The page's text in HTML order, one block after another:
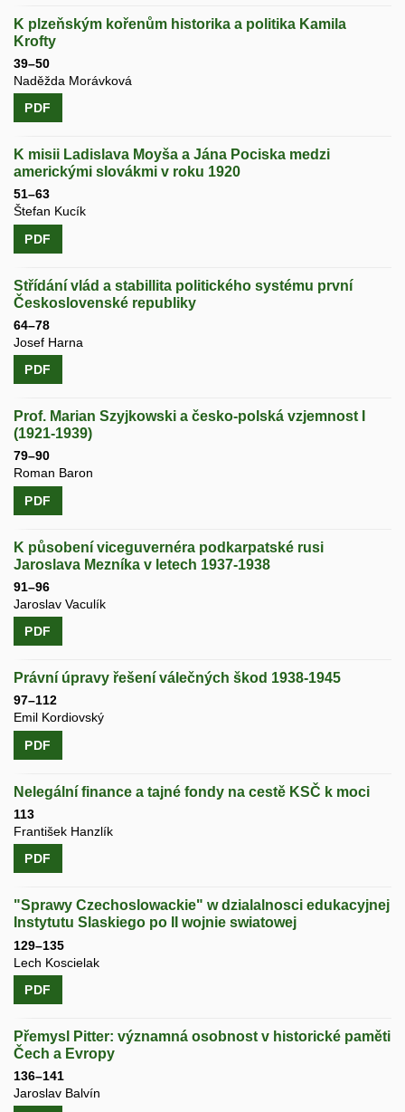
K plzeňským kořenům historika a politika Kamila
Krofty
39–50
Naděžda Morávková
PDF
K misii Ladislava Moyša a Jána Pociska medzi
americkými slovákmi v roku 1920
51–63
Štefan Kucík
PDF
Střídání vlád a stabillita politického systému první
Československé republiky
64–78
Josef Harna
PDF
Prof. Marian Szyjkowski a česko-polská vzjemnost I
(1921-1939)
79–90
Roman Baron
PDF
K působení viceguvernéra podkarpatské rusi
Jaroslava Mezníka v letech 1937-1938
91–96
Jaroslav Vaculík
PDF
Právní úpravy řešení válečných škod 1938-1945
97–112
Emil Kordiovský
PDF
Nelegální finance a tajné fondy na cestě KSČ k moci
113
František Hanzlík
PDF
"Sprawy Czechoslowackie" w dzialalnosci edukacyjnej
Instytutu Slaskiego po II wojnie swiatowej
129–135
Lech Koscielak
PDF
Přemysl Pitter: významná osobnost v historické paměti
Čech a Evropy
136–141
Jaroslav Balvín